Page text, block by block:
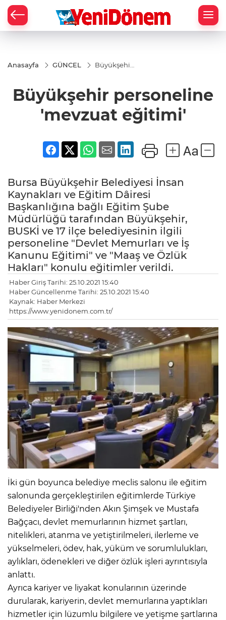
Anasayfa GÜNCEL
Büyükşehir
eğitimi'
Büyükşehir personeline
'mevzuat eğitimi'
Bursa Büyükşehir Belediyesi İnsan
Kaynakları ve Eğitim Dâiresi
Başkanlığına bağlı Eğitim Şube
Müdürlüğü tarafından Büyükşehir,
BUSKİ ve 17 ilçe belediyesinin ilgili
personeline "Devlet Memurları ve İş
Kanunu Eğitimi" ve "Maaş ve Özlük
Hakları" konulu eğitimler verildi.
Haber Giriş Tarihi: 25.10.2021 15:40
Haber Güncellenme Tarihi: 25.10.2021 15:40
Kaynak: Haber Merkezi
https://www.yenidonem.com.tr/
İki gün boyunca belediye meclis salonu ile eğitim
salonunda gerçekleştirilen eğitimlerde Türkiye
Belediyeler Birliği'nden Akın Şimşek ve Mustafa
Bağçacı, devlet memurlarının hizmet şartları,
nitelikleri, atanma ve yetiştirilmeleri, ilerleme ve
yükselmeleri, ödev, hak, yüküm ve sorumlulukları,
aylıkları, ödenekleri ve diğer özlük işleri ayrıntısıyla
anlattı.
Ayrıca kariyer ve liyakat konularının üzerinde
durularak, kariyerin, devlet memurlarına yaptıkları
hizmetler için lüzumlu bilgilere ve yetişme şartlarına